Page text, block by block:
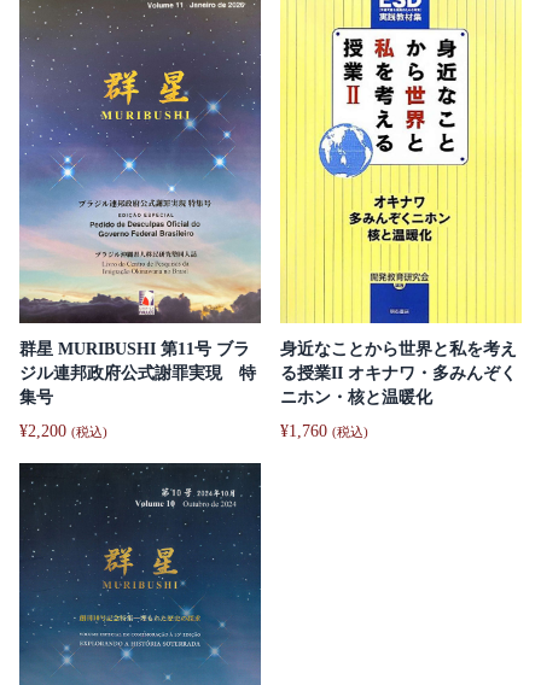
群星 MURIBUSHI 第11号 ブラ
ジル連邦政府公式謝罪実現 特
集号
¥2,200 (税込)
身近なことから世界と私を考え
る授業II オキナワ・多みんぞく
ニホン・核と温暖化
¥1,760 (税込)